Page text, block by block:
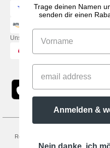
Unsere Paketzusteller
Rechtliche Hinweise
General Contract Conditions-
Trage deinen Namen
senden dir einen
Anmelden &
Nein danke, ich